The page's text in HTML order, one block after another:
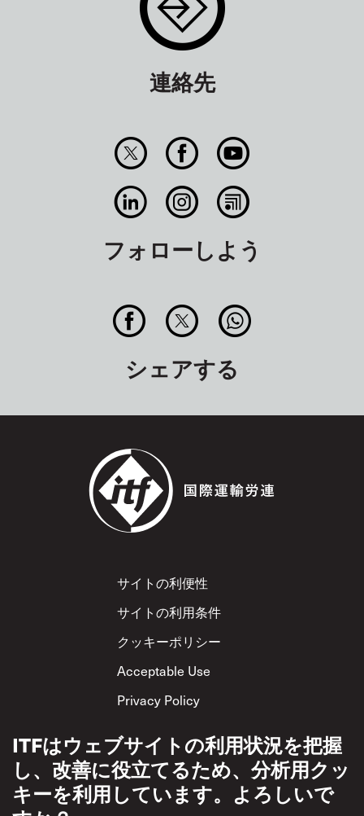
連絡先
フォローしよう
シェアする
Footer
サイトの利便性
サイトの利用条件
クッキーポリシー
Acceptable Use
Privacy Policy
ITFはウェブサイトの利用状況を把握
し、改善に役立てるため、分析用クッ
キーを利用しています。よろしいで